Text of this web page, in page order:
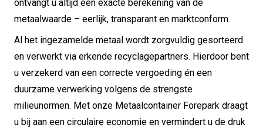
ontvangt u altijd een exacte berekening van de
metaalwaarde – eerlijk, transparant en marktconform.
Al het ingezamelde metaal wordt zorgvuldig gesorteerd
en verwerkt via erkende recyclagepartners. Hierdoor bent
u verzekerd van een correcte vergoeding én een
duurzame verwerking volgens de strengste
milieunormen. Met onze Metaalcontainer Forepark draagt
u bij aan een circulaire economie en vermindert u de druk